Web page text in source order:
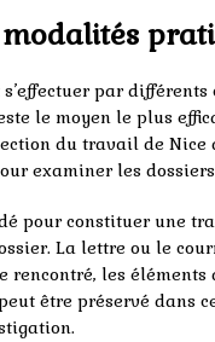
par
le moyen le plus
du travail de Nice
examiner les
pour constituer une
La lettre ou le
les
être préservé dans